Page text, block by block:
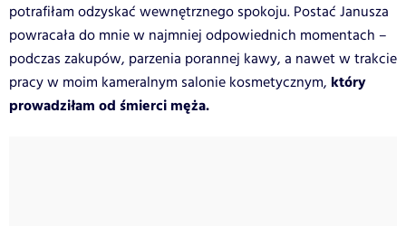
potrafiłam odzyskać wewnętrznego spokoju. Postać Janusza
powracała do mnie w najmniej odpowiednich momentach –
podczas zakupów, parzenia porannej kawy, a nawet w trakcie
pracy w moim kameralnym salonie kosmetycznym, który
prowadziłam od śmierci męża.